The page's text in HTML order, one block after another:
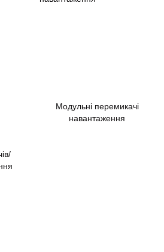
Модульні перемикачі
навантаження